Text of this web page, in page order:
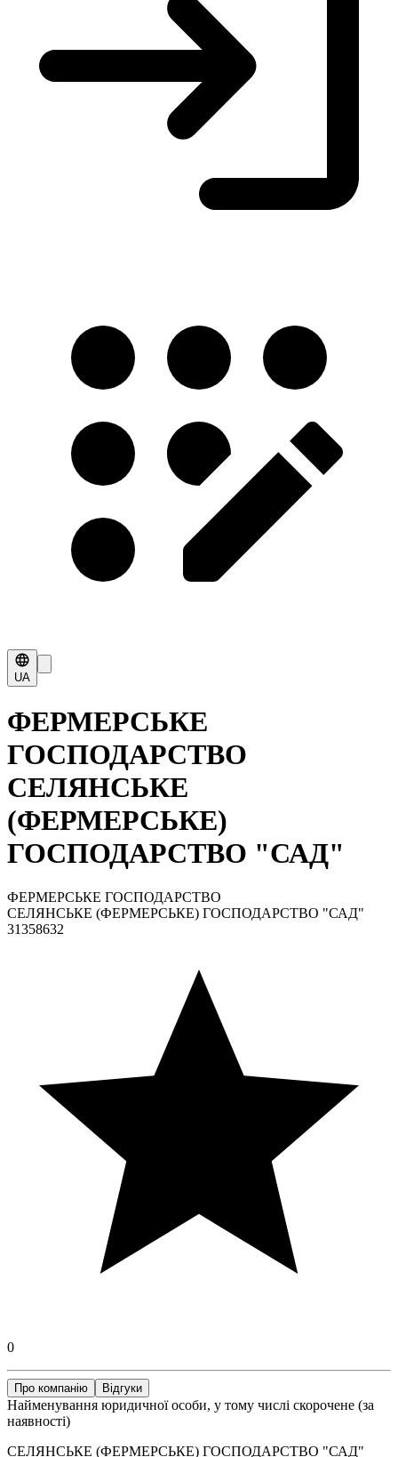
UA
ФЕРМЕРСЬКЕ
ГОСПОДАРСТВО
СЕЛЯНСЬКЕ
(ФЕРМЕРСЬКЕ)
ГОСПОДАРСТВО "САД"
ФЕРМЕРСЬКЕ ГОСПОДАРСТВО
СЕЛЯНСЬКЕ (ФЕРМЕРСЬКЕ) ГОСПОДАРСТВО "САД"
31358632
0
Про компанію Відгуки
Найменування юридичної особи, у тому числі скорочене (за
наявності)
СЕЛЯНСЬКЕ (ФЕРМЕРСЬКЕ) ГОСПОДАРСТВО "САД"